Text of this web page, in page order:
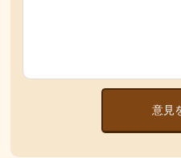
意見